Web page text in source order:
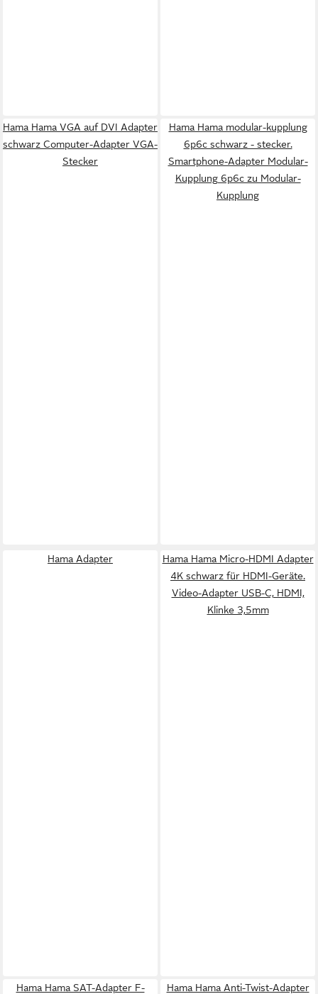
Hama Hama VGA auf DVI Adapter
schwarz Computer-Adapter VGA-
Stecker
Hama Hama modular-kupplung
6p6c schwarz - stecker.
Smartphone-Adapter Modular-
Kupplung 6p6c zu Modular-
Kupplung
Hama Adapter
Hama Hama Micro-HDMI Adapter
4K schwarz für HDMI-Geräte.
Video-Adapter USB-C, HDMI,
Klinke 3,5mm
Hama Hama SAT-Adapter F-
Hama Hama Anti-Twist-Adapter